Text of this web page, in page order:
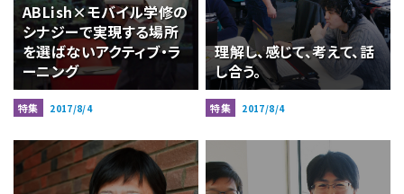
ABLish×モバイル学修の
シナジーで実現する場所
を選ばないアクティブ・ラ
ーニング
特集 2017/8/4
理解し、感じて、考えて、話
し合う。
特集 2017/8/4